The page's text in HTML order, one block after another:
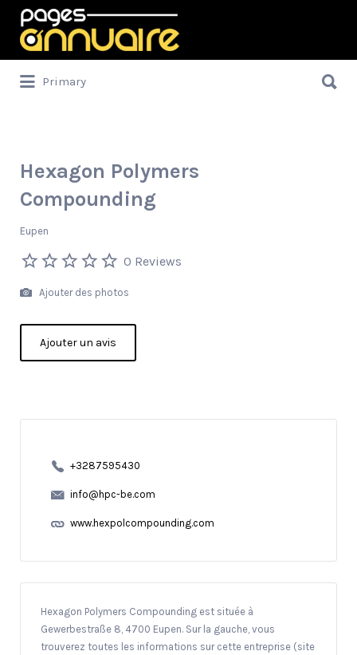
Rechercher:
Primary
Hexagon Polymers
Compounding
Eupen
0 Reviews
Ajouter des photos
Ajouter un avis
+3287595430
info@hpc-be.com
www.hexpolcompounding.com
Hexagon Polymers Compounding est située à
Gewerbestraße 8, 4700 Eupen. Sur la gauche, vous
trouverez toutes les informations sur cette entreprise (site